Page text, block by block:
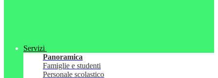
Servizi
Panoramica
Famiglie e studenti
Personale scolastico